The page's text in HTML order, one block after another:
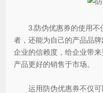
3.防伪优惠券的使用不
者，还能为自己的产品品
企业的信赖度，给企业带
产品更好的销售于市场。
运用防伪优惠券不仅可